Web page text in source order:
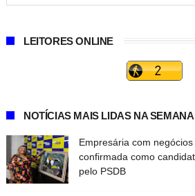
LEITORES ONLINE
NOTÍCIAS MAIS LIDAS NA SEMANA
Empresária com
confirmada como
pelo PSDB